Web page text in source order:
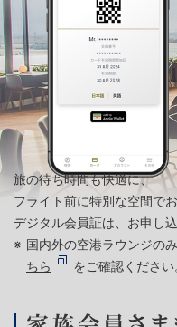
旅の待ち時間も快適に、
フライト前に特別な空間で
デジタル会員証は、お申し
国内外の空港ラウンジの
ちら
をご確認ください